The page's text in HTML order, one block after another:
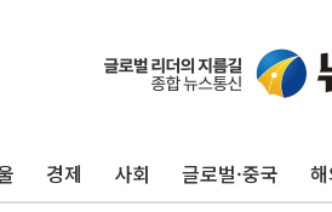
경제 사회 글로벌·중국
오세훈 "용산공원 주택 검토